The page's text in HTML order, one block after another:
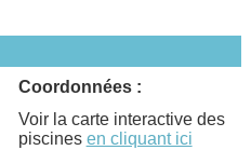
Coordonnées :
Voir la carte interactive des
piscines en cliquant ici